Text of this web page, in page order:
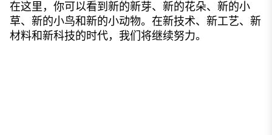
在这里，你可以看到新的新芽、新的花朵、新的小
草、新的小鸟和新的小动物。在新技术、新工艺、新
材料和新科技的时代，我们将继续努力。